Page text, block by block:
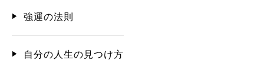
強運の法則
自分の人生の見つけ方